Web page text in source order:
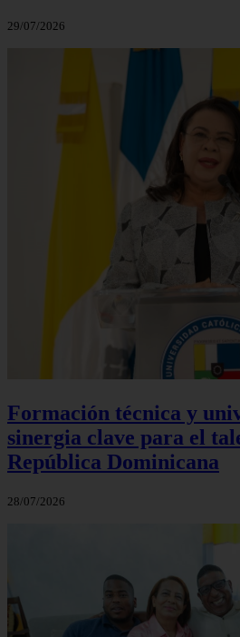
29/07/2026
Formación técnica y
sinergia clave para el
República Dominicana
28/07/2026